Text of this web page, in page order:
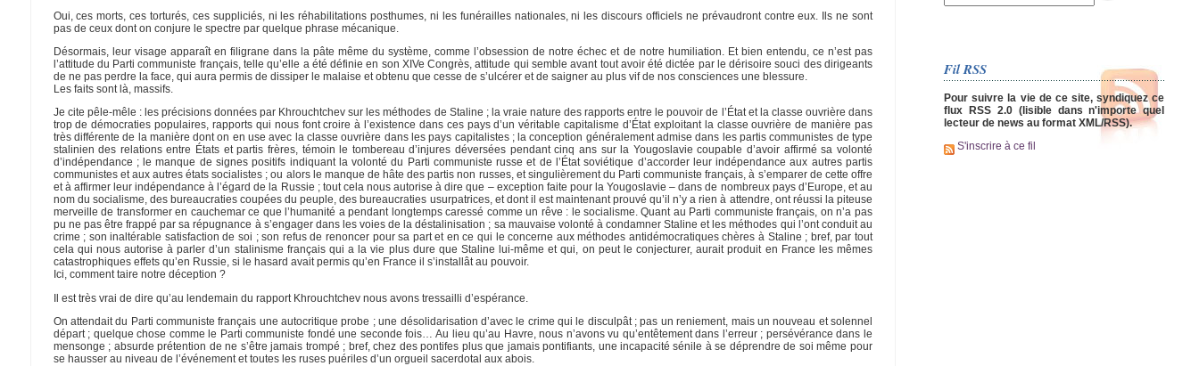
Oui, ces morts, ces torturés, ces suppliciés, ni les réhabilitations posthumes, ni les funérailles nationales, ni les discours officiels ne prévaudront contre eux. Ils ne sont
pas de ceux dont on conjure le spectre par quelque phrase mécanique.
Désormais, leur visage apparaît en filigrane dans la pâte même du système, comme l’obsession de notre échec et de notre humiliation. Et bien entendu, ce n’est pas
l’attitude du Parti communiste français, telle qu’elle a été définie en son XIVe Congrès, attitude qui semble avant tout avoir été dictée par le dérisoire souci des dirigeants
de ne pas perdre la face, qui aura permis de dissiper le malaise et obtenu que cesse de s’ulcérer et de saigner au plus vif de nos consciences une blessure.
Les faits sont là, massifs.
Je cite pêle-mêle : les précisions données par Khrouchtchev sur les méthodes de Staline ; la vraie nature des rapports entre le pouvoir de l’État et la classe ouvrière dans
trop de démocraties populaires, rapports qui nous font croire à l’existence dans ces pays d’un véritable capitalisme d’État exploitant la classe ouvrière de manière pas
très différente de la manière dont on en use avec la classe ouvrière dans les pays capitalistes ; la conception généralement admise dans les partis communistes de type
stalinien des relations entre États et partis frères, témoin le tombereau d’injures déversées pendant cinq ans sur la Yougoslavie coupable d’avoir affirmé sa volonté
d’indépendance ; le manque de signes positifs indiquant la volonté du Parti communiste russe et de l’État soviétique d’accorder leur indépendance aux autres partis
communistes et aux autres états socialistes ; ou alors le manque de hâte des partis non russes, et singulièrement du Parti communiste français, à s’emparer de cette offre
et à affirmer leur indépendance à l’égard de la Russie ; tout cela nous autorise à dire que – exception faite pour la Yougoslavie – dans de nombreux pays d’Europe, et au
nom du socialisme, des bureaucraties coupées du peuple, des bureaucraties usurpatrices, et dont il est maintenant prouvé qu’il n’y a rien à attendre, ont réussi la piteuse
merveille de transformer en cauchemar ce que l’humanité a pendant longtemps caressé comme un rêve : le socialisme. Quant au Parti communiste français, on n’a pas
pu ne pas être frappé par sa répugnance à s’engager dans les voies de la déstalinisation ; sa mauvaise volonté à condamner Staline et les méthodes qui l’ont conduit au
crime ; son inaltérable satisfaction de soi ; son refus de renoncer pour sa part et en ce qui le concerne aux méthodes antidémocratiques chères à Staline ; bref, par tout
cela qui nous autorise à parler d’un stalinisme français qui a la vie plus dure que Staline lui-même et qui, on peut le conjecturer, aurait produit en France les mêmes
catastrophiques effets qu’en Russie, si le hasard avait permis qu’en France il s’installât au pouvoir.
Ici, comment taire notre déception ?
Il est très vrai de dire qu’au lendemain du rapport Khrouchtchev nous avons tressailli d’espérance.
On attendait du Parti communiste français une autocritique probe ; une désolidarisation d’avec le crime qui le disculpât ; pas un reniement, mais un nouveau et solennel
départ ; quelque chose comme le Parti communiste fondé une seconde fois… Au lieu qu’au Havre, nous n’avons vu qu’entêtement dans l’erreur ; persévérance dans le
mensonge ; absurde prétention de ne s’être jamais trompé ; bref, chez des pontifes plus que jamais pontifiants, une incapacité sénile à se déprendre de soi même pour
se hausser au niveau de l’événement et toutes les ruses puériles d’un orgueil sacerdotal aux abois.
Fil RSS
Pour suivre la vie de ce site, syndiquez ce
flux RSS 2.0 (lisible dans n'importe quel
lecteur de news au format XML/RSS).
S'inscrire à ce fil